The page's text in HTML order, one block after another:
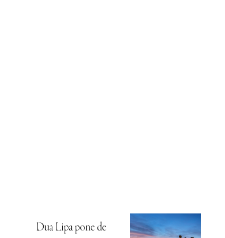
Dua Lipa pone de